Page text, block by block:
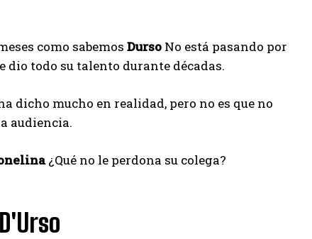
como sabemos Durso No está pasando por
dio todo su talento durante décadas.
dicho mucho en realidad, pero no es que no
audiencia.
¿Qué no le perdona su colega?